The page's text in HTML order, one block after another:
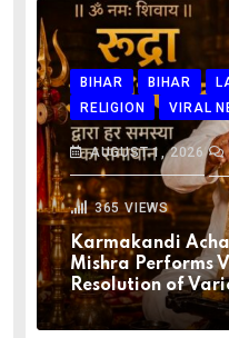
BIHAR BIHAR
RELIGION
VIRAL
AUGUST 1, 2026
365 VIEWS
Karmakandi
Mishra Performs
Resolution of